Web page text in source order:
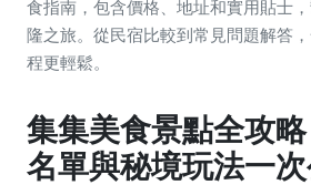
食指南，包含價格、地址和實用貼士
隆之旅。從民宿比較到常見問題解答
程更輕鬆。
集集美食景點全攻
名單與秘境玩法一次